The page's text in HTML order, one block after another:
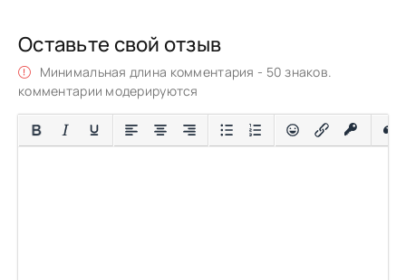
Оставьте свой отзыв
Минимальная длина комментария - 50 знаков.
комментарии модерируются